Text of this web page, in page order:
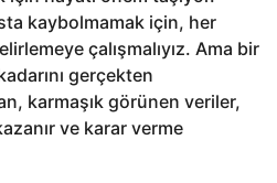
kaybolmamak için, her
çalışmalıyız. Ama bir
gerçekten
karmaşık görünen veriler,
ve karar verme